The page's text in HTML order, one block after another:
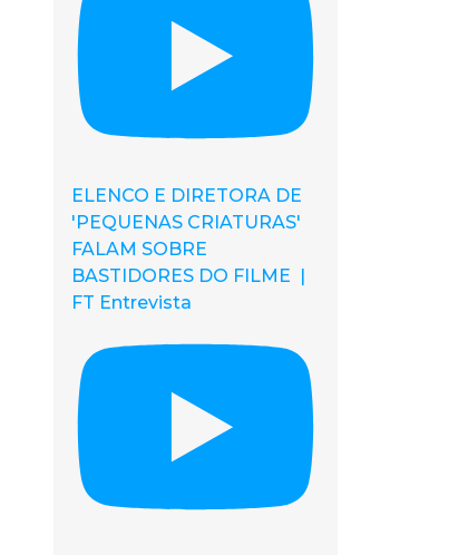
ELENCO E DIRETORA DE
'PEQUENAS CRIATURAS'
FALAM SOBRE
BASTIDORES DO FILME |
FT Entrevista